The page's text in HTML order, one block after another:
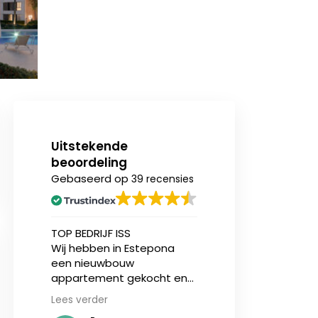
Uitstekende
beoordeling
Gebaseerd op 39 recensies
TOP BEDRIJF ISS
Wij hebben in Estepona
een nieuwbouw
appartement gekocht en
zijn geholpen door Jasper
en makelaar Stijn vd Kelen
Lees verder